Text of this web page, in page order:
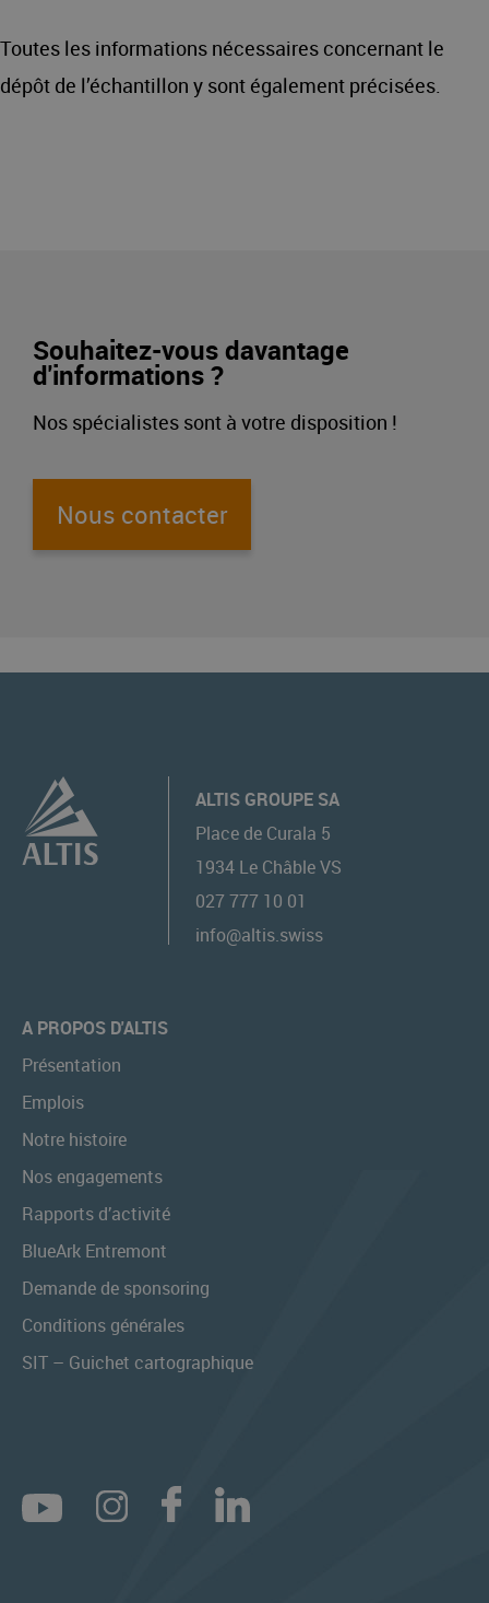
Toutes les informations nécessaires concernant le
dépôt de l’échantillon y sont également précisées.
Souhaitez-vous davantage
d'informations ?
Nos spécialistes sont à votre disposition !
Nous contacter
ALTIS GROUPE SA
Place de Curala 5
1934 Le Châble VS
027 777 10 01
info@altis.swiss
A PROPOS D'ALTIS
Présentation
Emplois
Notre histoire
Nos engagements
Rapports d’activité
BlueArk Entremont
Demande de sponsoring
Conditions générales
SIT – Guichet cartographique